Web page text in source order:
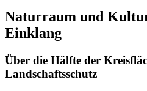
Naturraum und
Einklang
Über die Hälfte der
Landschaftsschutz